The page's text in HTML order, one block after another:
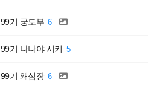
99기 궁도부 6
99기 나나야 시키 5
99기 왜심장 6